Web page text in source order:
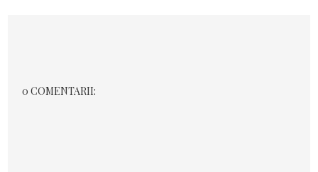
0 COMENTARII: